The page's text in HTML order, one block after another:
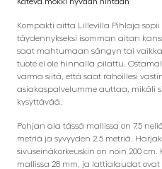
Kompakti aitta Lillevilla Pihlaja
täydennykseksi isomman aitan
saat mahtumaan sängyn tai
tuote ei ole hinnalla pilattu.
varma siitä, että saat rahoillesi
asiakaspalvelumme auttaa, mikäli
kysyttävää.
Pohjan ala tässä mallissa on 7,5
metriä ja syvyyden 2,5 metriä.
sivuseinäkorkeuskin on noin 200
mallissa 28 mm, ja lattialaudat ovat